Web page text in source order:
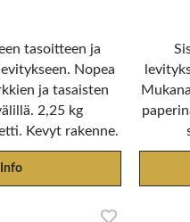
tasoitteen ja
Nopea
ja tasaisten
2,25 kg
Kevyt rakenne.
Info